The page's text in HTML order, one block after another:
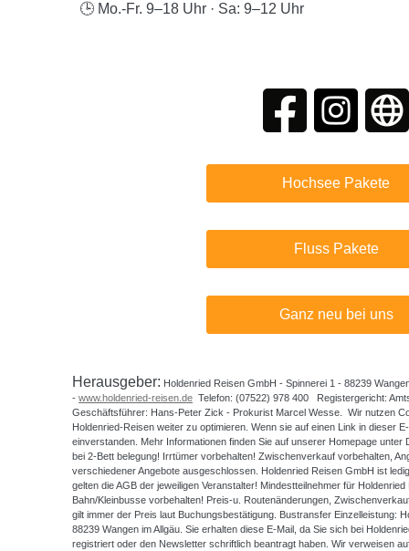
🕒 Mo.-Fr. 9–18 Uhr · Sa: 9–12 Uhr
Hochsee Pakete
Fluss Pakete
Ganz neu bei uns
Herausgeber: Holdenried Reisen GmbH - Spinnerei 1 - 88239
- www.holdenried-reisen.de Telefon: (07522) 978 400 Registergericht:
Geschäftsführer: Hans-Peter Zick - Prokurist Marcel Wesse. Wir nutzen
Holdenried-Reisen weiter zu optimieren. Wenn sie auf einen Link in dieser
einverstanden. Mehr Informationen finden Sie auf unserer Homepage
bei 2-Bett belegung! Irrtümer vorbehalten! Zwischenverkauf vorbehalten,
verschiedener Angebote ausgeschlossen. Holdenried Reisen GmbH ist
gelten die AGB der jeweiligen Veranstalter! Mindestteilnehmer für
Bahn/Kleinbusse vorbehalten! Preis-u. Routenänderungen,
gilt immer der Preis laut Buchungsbestätigung. Bustransfer Einzelleistung:
88239 Wangen im Allgäu. Sie erhalten diese E-Mail, da Sie sich bei
registriert oder den Newsletter schriftlich beantragt haben. Wir verweisen